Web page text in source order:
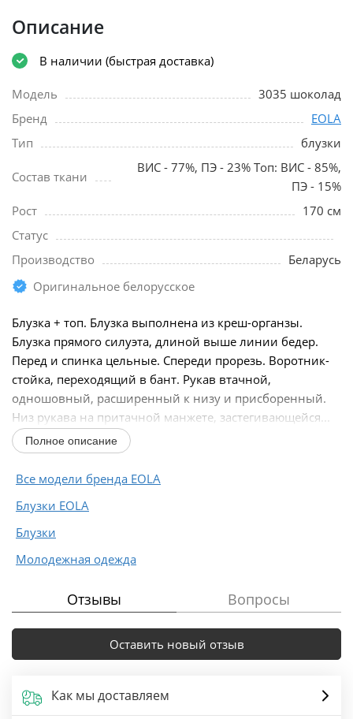
Описание
В наличии (быстрая доставка)
Модель
3035 шоколад
Бренд
EOLA
Тип
блузки
Состав ткани
ВИС - 77%, ПЭ - 23% Топ: ВИС - 85%,
ПЭ - 15%
Рост
170 см
Статус
Производство
Беларусь
Оригинальное белорусское
Блузка + топ. Блузка выполнена из креш-органзы.
Блузка прямого силуэта, длиной выше линии бедер.
Перед и спинка цельные. Спереди прорезь. Воротник-
стойка, переходящий в бант. Рукав втачной,
одношовный, расширенный к низу и присборенный.
Низ рукава на притачной манжете, застегивающейся...
Полное описание
Все модели бренда EOLA
Блузки EOLA
Блузки
Молодежная одежда
Отзывы Вопросы
Оставить новый отзыв
Как мы доставляем